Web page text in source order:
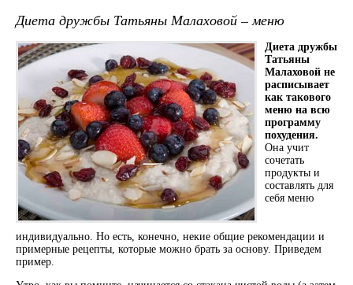
Диета дружбы Татьяны Малаховой – меню
Диета дружбы
Татьяны
Малаховой не
расписывает
как такового
меню на всю
программу
похудения.
Она учит
сочетать
продукты и
составлять для
себя меню
индивидуально. Но есть, конечно, некие общие рекомендации и
примерные рецепты, которые можно брать за основу. Приведем
пример.